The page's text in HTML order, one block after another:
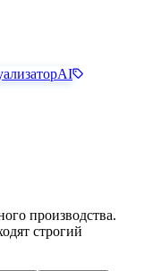
AI
производства.
строгий